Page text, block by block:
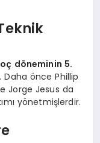
döneminin 5.
Daha önce Phillip
Jorge Jesus da
yönetmişlerdir.